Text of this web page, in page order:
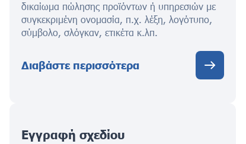
δικαίωμα πώλησης προϊόντων ή υπηρεσιών με
συγκεκριμένη ονομασία, π.χ. λέξη, λογότυπο,
σύμβολο, σλόγκαν, ετικέτα κ.λπ.
Διαβάστε περισσότερα
Εγγραφή σχεδίου